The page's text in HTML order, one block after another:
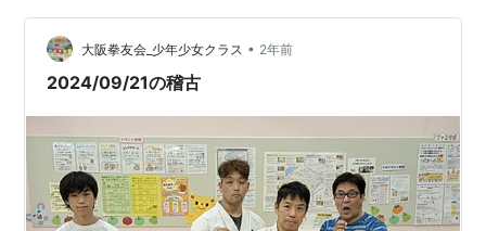
大阪拳友会_少年少女クラス • 2年前
2024/09/21の稽古